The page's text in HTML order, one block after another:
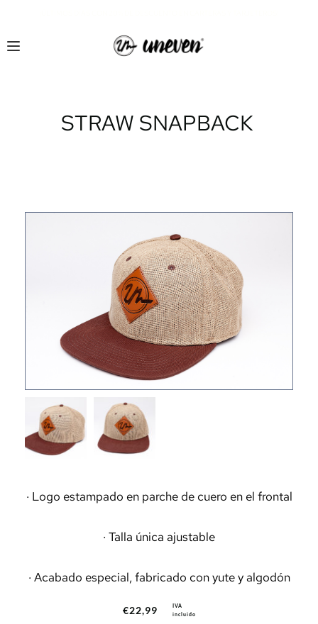
STRAW SNAPBACK
· Logo estampado en parche de cuero en el frontal
· Talla única ajustable
· Acabado especial, fabricado con yute y algodón
€22,99
IVA
incluido